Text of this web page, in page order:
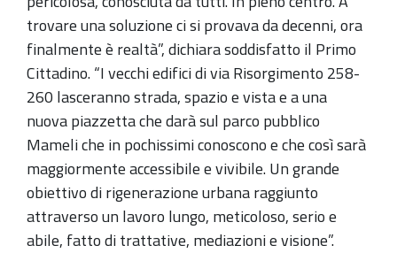
trovare una soluzione ci si provava da decenni, ora
finalmente è realtà”, dichiara soddisfatto il Primo
Cittadino. “I vecchi edifici di via Risorgimento 258-
260 lasceranno strada, spazio e vista e a una
nuova piazzetta che darà sul parco pubblico
Mameli che in pochissimi conoscono e che così sarà
maggiormente accessibile e vivibile. Un grande
obiettivo di rigenerazione urbana raggiunto
attraverso un lavoro lungo, meticoloso, serio e
abile, fatto di trattative, mediazioni e visione”.